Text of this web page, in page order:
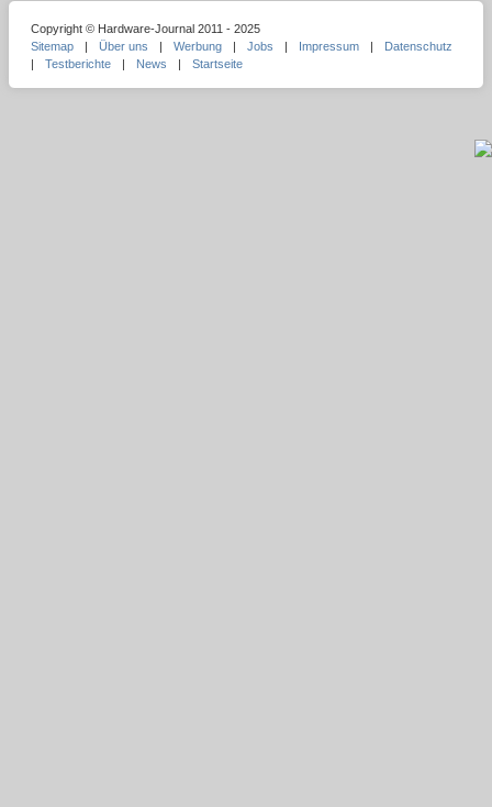
Copyright © Hardware-Journal 2011 - 2025
Sitemap
Über uns Werbung Jobs Impressum
Datenschutz
Testberichte News Startseite